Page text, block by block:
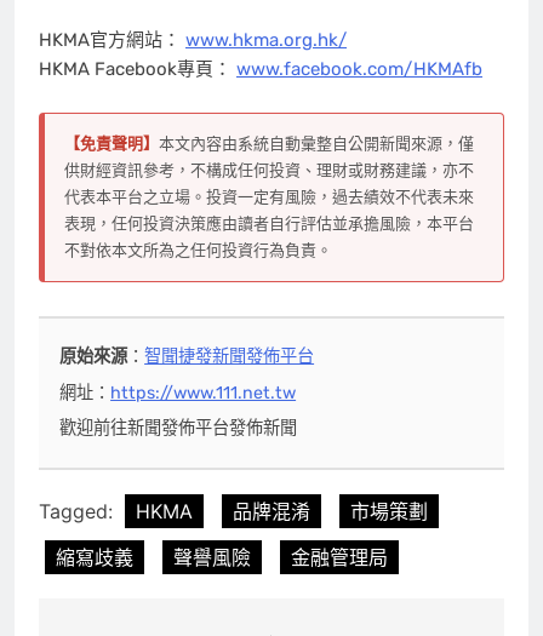
HKMA官方網站： www.hkma.org.hk/
HKMA Facebook專頁： www.facebook.com/HKMAfb
【免責聲明】 本文內容由系統自動彙整自公開新聞來源，僅
供財經資訊參考，不構成任何投資、理財或財務建議，亦不
代表本平台之立場。投資一定有風險，過去績效不代表未來
表現，任何投資決策應由讀者自行評估並承擔風險，本平台
不對依本文所為之任何投資行為負責。
原始來源：智聞捷發新聞發佈平台
網址： https://www.111.net.tw
歡迎前往新聞發佈平台發佈新聞
Tagged: HKMA 品牌混淆
市場策劃
縮寫歧義
聲譽風險 金融管理局